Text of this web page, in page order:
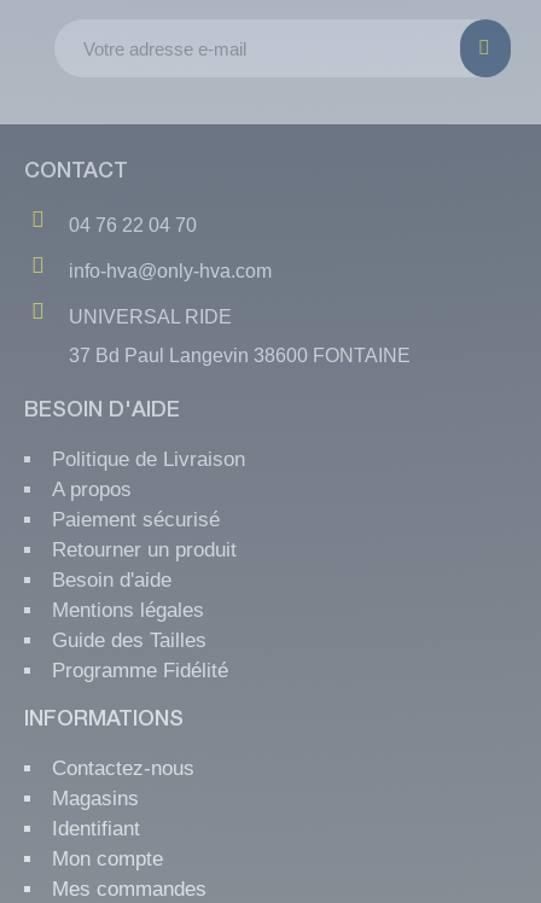
CONTACT
04 76 22 04 70
info-hva@only-hva.com
UNIVERSAL RIDE
37 Bd Paul Langevin 38600 FONTAINE
BESOIN D'AIDE
Politique de Livraison
A propos
Paiement sécurisé
Retourner un produit
Besoin d'aide
Mentions légales
Guide des Tailles
Programme Fidélité
INFORMATIONS
Contactez-nous
Magasins
Identifiant
Mon compte
Mes commandes